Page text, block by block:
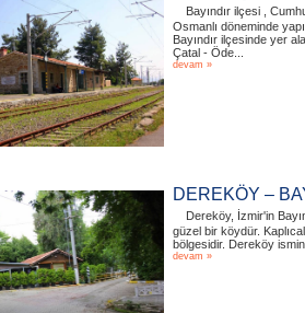
Bayındır ilçesi ,
Osmanlı döneminde
Bayındır ilçesinde yer
Çatal - Öde...
devam »
DEREKÖY –
Dereköy, İzmir'in
güzel bir köydür.
bölgesidir. Dereköy
devam »